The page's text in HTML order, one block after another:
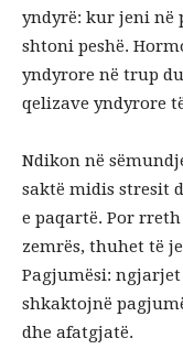
yndyrë: kur jeni në
shtoni peshë.
yndyrore në trup
qelizave yndyrore
Ndikon në
saktë midis stresit
e paqartë. Por
zemrës, thuhet të
Pagjumësi: ngjarjet
shkaktojnë
dhe afatgjatë.